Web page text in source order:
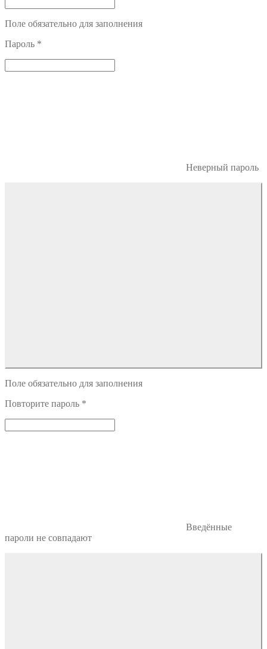
Поле обязательно для заполнения
Пароль *
Неверный пароль
Поле обязательно для заполнения
Повторите пароль *
Введённые
пароли не совпадают